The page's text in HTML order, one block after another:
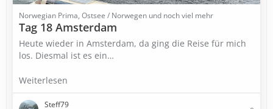
Norwegian Prima, Ostsee / Norwegen und noch viel mehr
Tag 18 Amsterdam
Heute wieder in Amsterdam, da ging die Reise für mich
los. Diesmal ist es ein…
Weiterlesen
Steff79